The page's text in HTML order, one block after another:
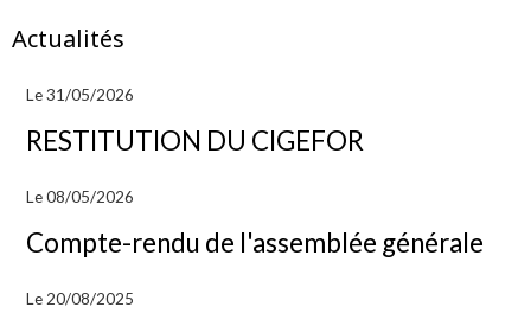
Actualités
Le 31/05/2026
RESTITUTION DU CIGEFOR
Le 08/05/2026
Compte-rendu de l'assemblée générale
Le 20/08/2025